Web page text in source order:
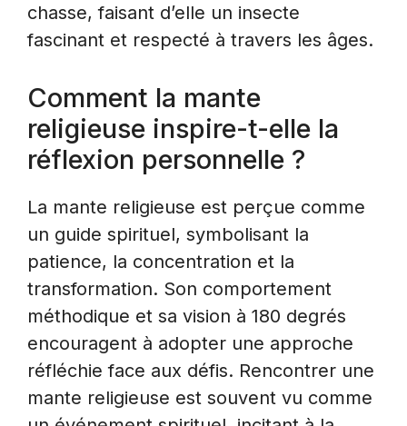
chasse, faisant d’elle un insecte
fascinant et respecté à travers les âges.
Comment la mante
religieuse inspire-t-elle la
réflexion personnelle ?
La mante religieuse est perçue comme
un guide spirituel, symbolisant la
patience, la concentration et la
transformation. Son comportement
méthodique et sa vision à 180 degrés
encouragent à adopter une approche
réfléchie face aux défis. Rencontrer une
mante religieuse est souvent vu comme